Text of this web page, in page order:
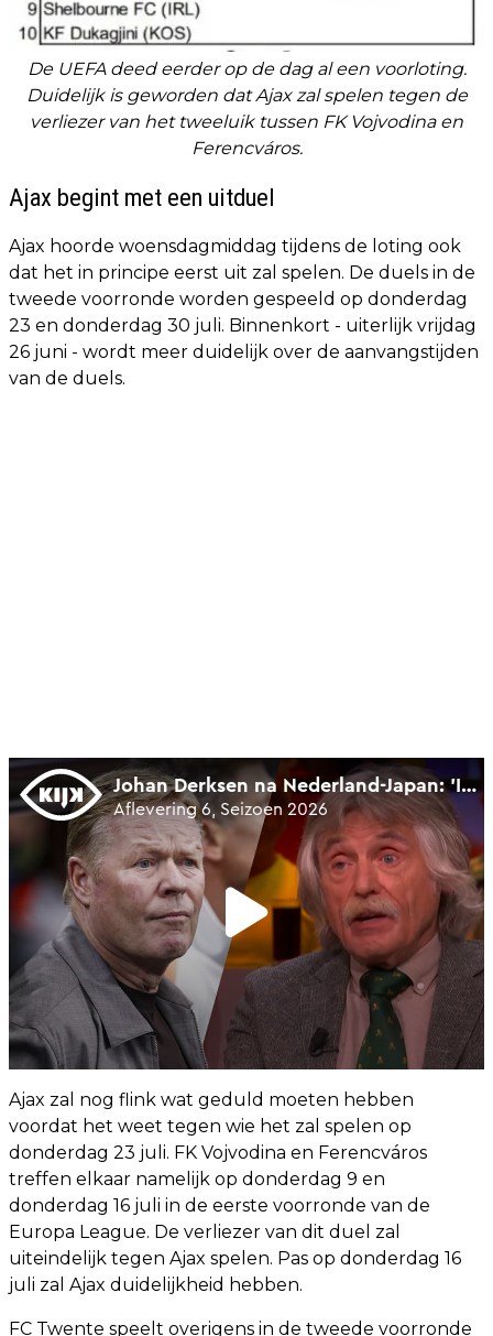
De UEFA deed eerder op de dag al een voorloting.
Duidelijk is geworden dat Ajax zal spelen tegen de
verliezer van het tweeluik tussen FK Vojvodina en
Ferencváros.
Ajax begint met een uitduel
Ajax hoorde woensdagmiddag tijdens de loting ook
dat het in principe eerst uit zal spelen. De duels in de
tweede voorronde worden gespeeld op donderdag
23 en donderdag 30 juli. Binnenkort - uiterlijk vrijdag
26 juni - wordt meer duidelijk over de aanvangstijden
van de duels.
Ajax zal nog flink wat geduld moeten hebben
voordat het weet tegen wie het zal spelen op
donderdag 23 juli. FK Vojvodina en Ferencváros
treffen elkaar namelijk op donderdag 9 en
donderdag 16 juli in de eerste voorronde van de
Europa League. De verliezer van dit duel zal
uiteindelijk tegen Ajax spelen. Pas op donderdag 16
juli zal Ajax duidelijkheid hebben.
FC Twente speelt overigens in de tweede voorronde